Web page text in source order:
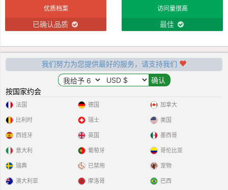
优质档案
已确认品质
访问量很高
最佳
我们努力为您提供最好的服务，请支持我们
按国家约会
法国
比利时
西班牙
意大利
瑞典
德国
瑞士
英国
葡萄牙
已禁用
加拿大
美国
墨西哥
哥伦比亚
宠物
澳大利亚 摩洛哥 巴西